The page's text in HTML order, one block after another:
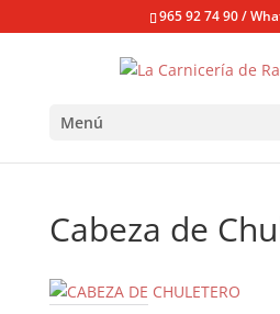
965 92 74 90 /
Menú
Cabeza de